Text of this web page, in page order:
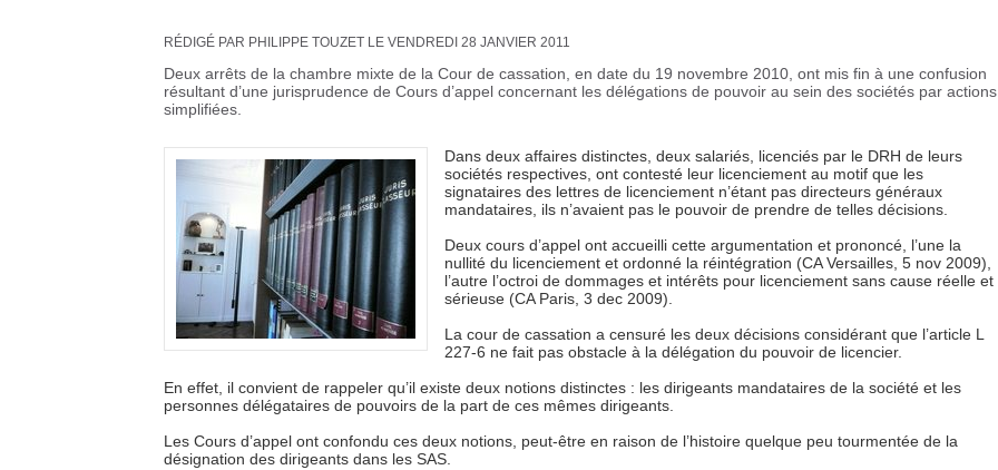
RÉDIGÉ PAR PHILIPPE TOUZET LE VENDREDI 28 JANVIER 2011
Deux arrêts de la chambre mixte de la Cour de cassation, en date du 19 novembre 2010, ont mis fin à une confusion
résultant d’une jurisprudence de Cours d’appel concernant les délégations de pouvoir au sein des sociétés par actions
simplifiées.
Dans deux affaires distinctes, deux salariés, licenciés par le DRH de leurs
sociétés respectives, ont contesté leur licenciement au motif que les
signataires des lettres de licenciement n’étant pas directeurs généraux
mandataires, ils n’avaient pas le pouvoir de prendre de telles décisions.
Deux cours d’appel ont accueilli cette argumentation et prononcé, l’une la
nullité du licenciement et ordonné la réintégration (CA Versailles, 5 nov 2009),
l’autre l’octroi de dommages et intérêts pour licenciement sans cause réelle et
sérieuse (CA Paris, 3 dec 2009).
La cour de cassation a censuré les deux décisions considérant que l’article L
227-6 ne fait pas obstacle à la délégation du pouvoir de licencier.
En effet, il convient de rappeler qu’il existe deux notions distinctes : les dirigeants mandataires de la société et les
personnes délégataires de pouvoirs de la part de ces mêmes dirigeants.
Les Cours d’appel ont confondu ces deux notions, peut-être en raison de l’histoire quelque peu tourmentée de la
désignation des dirigeants dans les SAS.